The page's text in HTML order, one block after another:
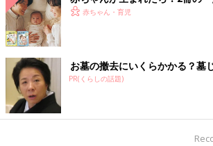
赤ちゃん・育児
お墓の撤去にいくらかかる？墓
PR(くらしの話題)